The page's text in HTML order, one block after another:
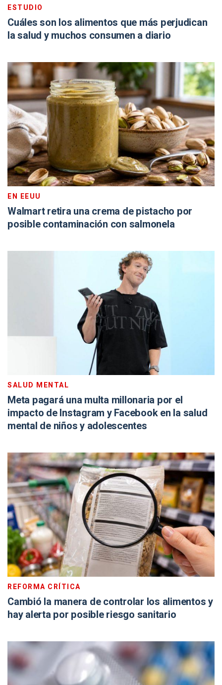
ESTUDIO
Cuáles son los alimentos que más perjudican
la salud y muchos consumen a diario
EN EEUU
Walmart retira una crema de pistacho por
posible contaminación con salmonela
SALUD MENTAL
Meta pagará una multa millonaria por el
impacto de Instagram y Facebook en la salud
mental de niños y adolescentes
REFORMA CRÍTICA
Cambió la manera de controlar los alimentos y
hay alerta por posible riesgo sanitario